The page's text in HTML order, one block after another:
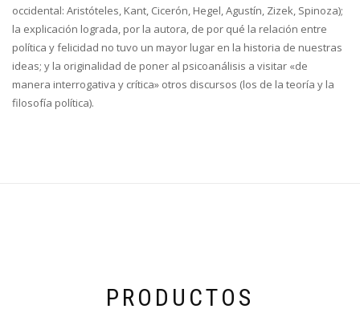
occidental: Aristóteles, Kant, Cicerón, Hegel, Agustín, Zizek, Spinoza);
la explicación lograda, por la autora, de por qué la relación entre
política y felicidad no tuvo un mayor lugar en la historia de nuestras
ideas; y la originalidad de poner al psicoanálisis a visitar «de
manera interrogativa y crítica» otros discursos (los de la teoría y la
filosofía política).
PRODUCTOS